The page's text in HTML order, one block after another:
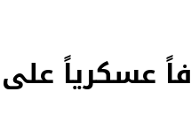
يُعلن استهداف أكثر من 90 هدفاً عسكرياً على